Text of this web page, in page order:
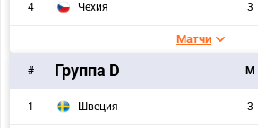
4 Чехия 3
Матчи
# Группа D M
1 Швеция 3